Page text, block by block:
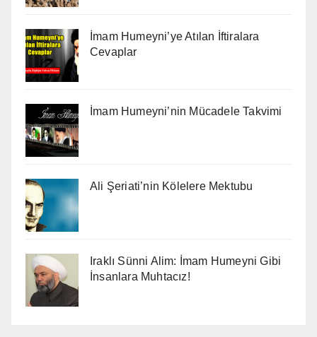
İmam Humeyni’ye Atılan İftiralara
Cevaplar
İmam Humeyni’nin Mücadele Takvimi
Ali Şeriati’nin Kölelere Mektubu
Iraklı Sünni Alim: İmam Humeyni Gibi
İnsanlara Muhtacız!